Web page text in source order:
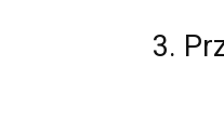
3.